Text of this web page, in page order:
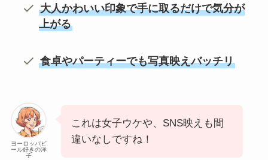
大人かわいい印象で手に取るだけで気分が
上がる
食卓やパーティーでも写真映えバッチリ
ヨーロッパビ
ール好きの洋
子
これは女子ウケや、SNS映えも間
違いなしですね！